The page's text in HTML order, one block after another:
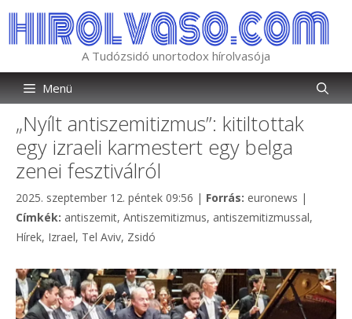
tartalomba
A Tudózsidó unortodox hírolvasója
Menü
„Nyílt antiszemitizmus”: kitiltottak
egy izraeli karmestert egy belga
zenei fesztiválról
2025. szeptember 12. péntek 09:56 | Forrás: Kategória
euronews |
Címkék: Címkék
antiszemit, Antiszemitizmus, antiszemitizmussal,
Hírek, Izrael, Tel Aviv, Zsidó